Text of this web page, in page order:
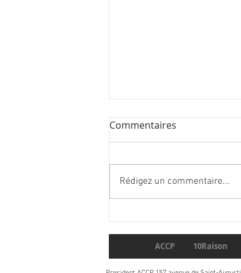
de France Yvert&Tellier
Commentaires
Rédigez un commentaire...
ACCP 10Raison